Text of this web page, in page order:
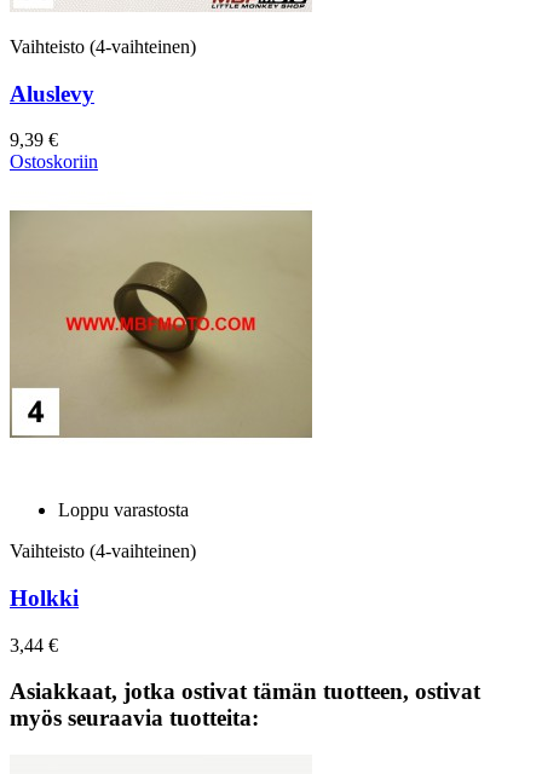
Vaihteisto (4-vaihteinen)
Aluslevy
9,39 €
Ostoskoriin
Loppu varastosta
Vaihteisto (4-vaihteinen)
Holkki
3,44 €
Asiakkaat, jotka ostivat tämän tuotteen, ostivat
myös seuraavia tuotteita: